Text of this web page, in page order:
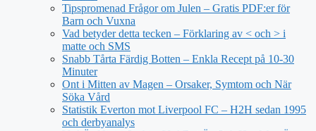
Tipspromenad Frågor om Julen – Gratis PDF:er för
Barn och Vuxna
Vad betyder detta tecken – Förklaring av < och > i
matte och SMS
Snabb Tårta Färdig Botten – Enkla Recept på 10-30
Minuter
Ont i Mitten av Magen – Orsaker, Symtom och När
Söka Vård
Statistik Everton mot Liverpool FC – H2H sedan 1995
och derbyanalys